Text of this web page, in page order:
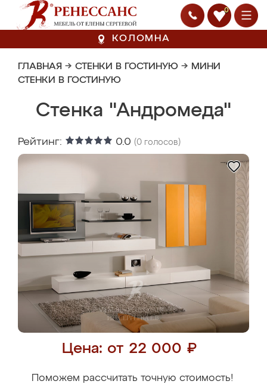
0
КОЛОМНА
ГЛАВНАЯ → СТЕНКИ В ГОСТИНУЮ → МИНИ
СТЕНКИ В ГОСТИНУЮ
Стенка "Андромеда"
Рейтинг: 0.0 (0 голосов)
Цена: от 22 000 ₽
Поможем рассчитать точную стоимость!